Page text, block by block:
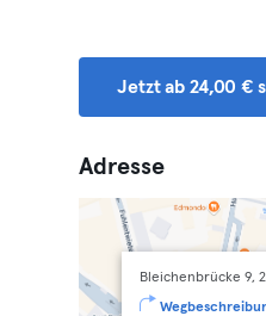
Jetzt ab 24,00 €
Adresse
Bleichenbrücke 9,